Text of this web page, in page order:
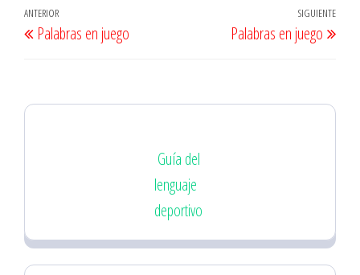
Navegación
de
Entrada
anterior
ANTERIOR
Palabras en juego
SIGUIENTE
Palabras en juego
Guía del
lenguaje
deportivo